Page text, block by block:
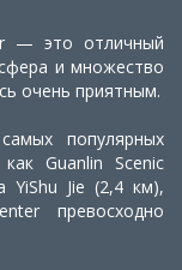
— это отличный
и множество
очень приятным.
популярных
Guanlin Scenic
YiShu Jie (2,4 км),
превосходно